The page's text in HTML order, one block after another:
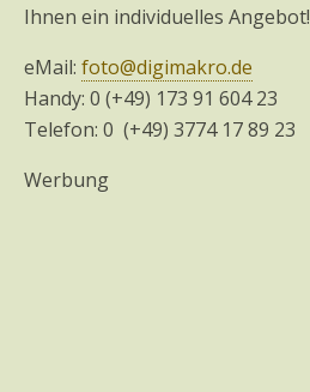
Ihnen ein individuelles Angebot!
eMail: foto@digimakro.de
Handy: 0 (+49) 173 91 604 23
Telefon: 0 (+49) 3774 17 89 23
Werbung